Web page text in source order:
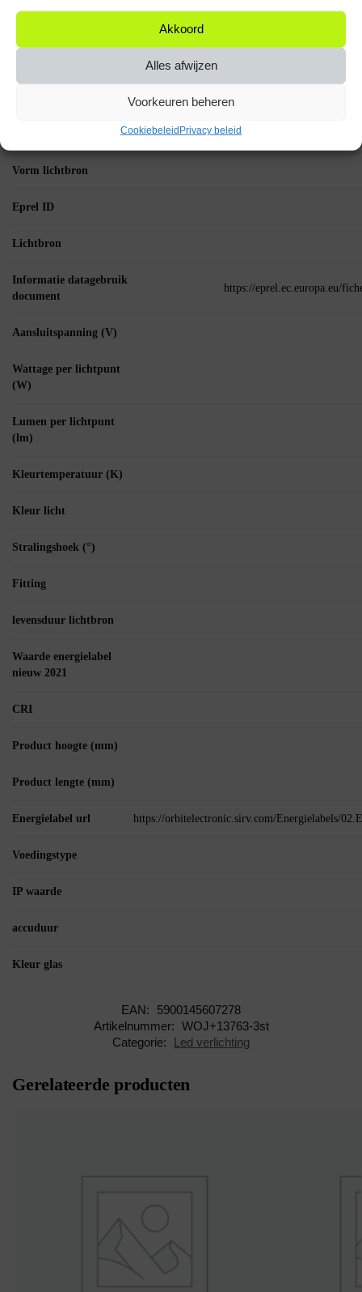
Akkoord
Alles afwijzen
Voorkeuren beheren
CookiebeleidPrivacy beleid
verpakking
Diameter (mm)
Vorm lichtbron
Eprel ID
Lichtbron
Informatie datagebruik
document
https://eprel.ec.europa.eu/
Aansluitspanning (V)
Wattage per lichtpunt
(W)
Lumen per lichtpunt
(lm)
Kleurtemperatuur (K)
Kleur licht
Stralingshoek (°)
Fitting
levensduur lichtbron
Waarde energielabel
nieuw 2021
CRI
Product hoogte (mm)
Product lengte (mm)
Energielabel url https://orbitelectronic.sirv.com/Energielabels/
Voedingstype
IP waarde
accuduur
Kleur glas
EAN:
5900145607278
Artikelnummer: WOJ+13763-3st
Categorie:
Led verlichting
Gerelateerde producten